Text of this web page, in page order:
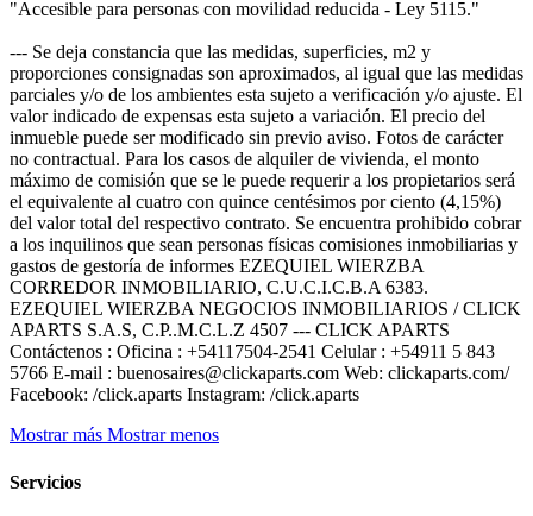
"Accesible para personas con movilidad reducida - Ley 5115."
--- Se deja constancia que las medidas, superficies, m2 y
proporciones consignadas son aproximados, al igual que las medidas
parciales y/o de los ambientes esta sujeto a verificación y/o ajuste. El
valor indicado de expensas esta sujeto a variación. El precio del
inmueble puede ser modificado sin previo aviso. Fotos de carácter
no contractual. Para los casos de alquiler de vivienda, el monto
máximo de comisión que se le puede requerir a los propietarios será
el equivalente al cuatro con quince centésimos por ciento (4,15%)
del valor total del respectivo contrato. Se encuentra prohibido cobrar
a los inquilinos que sean personas físicas comisiones inmobiliarias y
gastos de gestoría de informes EZEQUIEL WIERZBA
CORREDOR INMOBILIARIO, C.U.C.I.C.B.A 6383.
EZEQUIEL WIERZBA NEGOCIOS INMOBILIARIOS / CLICK
APARTS S.A.S, C.P..M.C.L.Z 4507 --- CLICK APARTS
Contáctenos : Oficina : +54117504-2541 Celular : +54911 5 843
5766 E-mail : buenosaires@clickaparts.com Web: clickaparts.com/
Facebook: /click.aparts Instagram: /click.aparts
Mostrar más Mostrar menos
Servicios